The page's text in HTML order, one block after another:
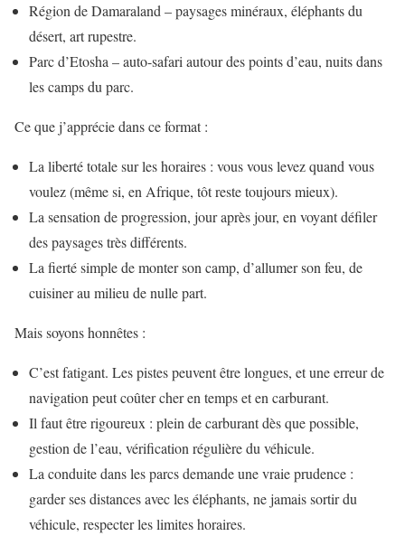
Région de Damaraland – paysages minéraux, éléphants du
désert, art rupestre.
Parc d’Etosha – auto-safari autour des points d’eau, nuits dans
les camps du parc.
Ce que j’apprécie dans ce format :
La liberté totale sur les horaires : vous vous levez quand vous
voulez (même si, en Afrique, tôt reste toujours mieux).
La sensation de progression, jour après jour, en voyant défiler
des paysages très différents.
La fierté simple de monter son camp, d’allumer son feu, de
cuisiner au milieu de nulle part.
Mais soyons honnêtes :
C’est fatigant. Les pistes peuvent être longues, et une erreur de
navigation peut coûter cher en temps et en carburant.
Il faut être rigoureux : plein de carburant dès que possible,
gestion de l’eau, vérification régulière du véhicule.
La conduite dans les parcs demande une vraie prudence :
garder ses distances avec les éléphants, ne jamais sortir du
véhicule, respecter les limites horaires.